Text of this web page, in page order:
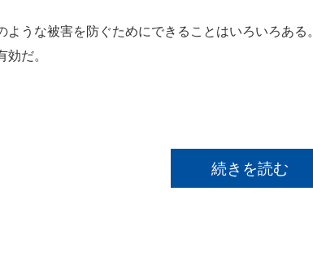
ような被害を防ぐためにできることはいろいろあ
効だ。
続きを読む